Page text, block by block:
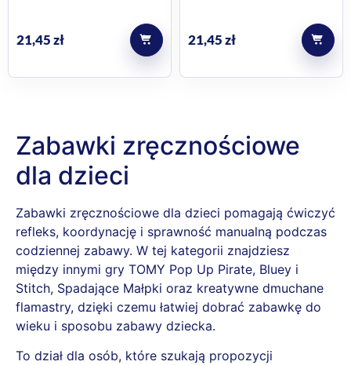
21,45zł 21,45zł
Zabawki zręcznościowe
dla dzieci
Zabawki zręcznościowe dla dzieci pomagają ćwiczyć
refleks, koordynację i sprawność manualną podczas
codziennej zabawy. W tej kategorii znajdziesz
między innymi gry TOMY Pop Up Pirate, Bluey i
Stitch, Spadające Małpki oraz kreatywne dmuchane
flamastry, dzięki czemu łatwiej dobrać zabawkę do
wieku i sposobu zabawy dziecka.
To dział dla osób, które szukają propozycji